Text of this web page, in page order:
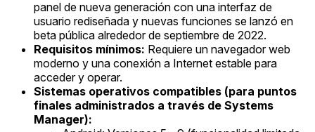
panel de nueva generación con una interfaz de
usuario rediseñada y nuevas funciones se lanzó en
beta pública alrededor de septiembre de 2022.
Requisitos mínimos: Requiere un navegador web
moderno y una conexión a Internet estable para
acceder y operar.
Sistemas operativos compatibles (para puntos
finales administrados a través de Systems
Manager):